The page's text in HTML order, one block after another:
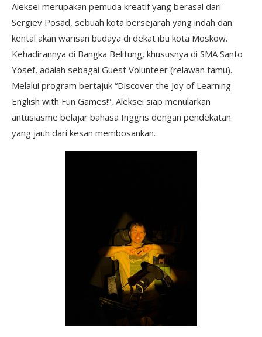
Aleksei merupakan pemuda kreatif yang berasal dari
Sergiev Posad, sebuah kota bersejarah yang indah dan
kental akan warisan budaya di dekat ibu kota Moskow.
Kehadirannya di Bangka Belitung, khususnya di SMA Santo
Yosef, adalah sebagai Guest Volunteer (relawan tamu).
Melalui program bertajuk “Discover the Joy of Learning
English with Fun Games!”, Aleksei siap menularkan
antusiasme belajar bahasa Inggris dengan pendekatan
yang jauh dari kesan membosankan.